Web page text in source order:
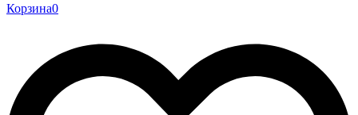
Корзина0